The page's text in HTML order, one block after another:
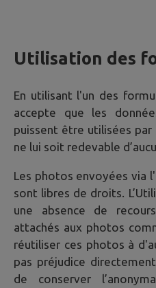
Utilisation des
En utilisant l'un des
accepte que les
puissent être utilisées par
ne lui soit redevable
Les photos envoyées via
sont libres de droits.
une absence de
attachés aux photos
réutiliser ces photos à
pas préjudice
de conserver